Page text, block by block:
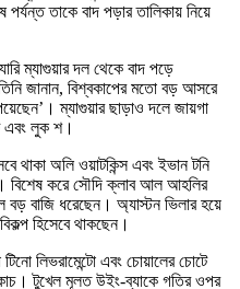
তাকে বাদ পড়ার তালিকায় নিয়ে
ম্যাগুয়ার দল থেকে বাদ পড়ে
জানান, বিশ্বকাপের মতো বড় আসরে
ম্যাগুয়ার ছাড়াও দলে জায়গা
এবং লুক শ।
থাকা অলি ওয়াটকিন্স এবং ইভান টনি
বিশেষ করে সৌদি ক্লাব আল আহলির
বড় বাজি ধরেছেন। অ্যাস্টন ভিলার হয়ে
হিসেবে থাকছেন।
লিভরামেন্টো এবং চোয়ালের চোটে
টুখেল মূলত উইং-ব্যাকে গতির ওপর